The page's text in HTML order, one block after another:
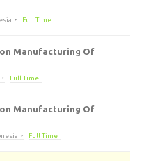
Full Time
Manufacturing Of
Full Time
Manufacturing Of
Full Time